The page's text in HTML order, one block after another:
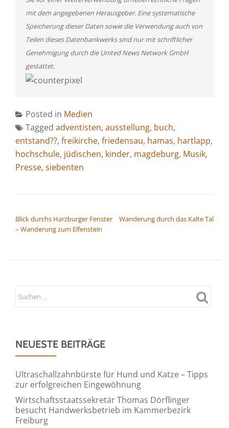
mit dem angegebenen Herausgeber. Eine systematische
Speicherung dieser Daten sowie die Verwendung auch von
Teilen dieses Datenbankwerks sind nur mit schriftlicher
Genehmigung durch die United News Network GmbH
gestattet.
Posted in Medien
Tagged adventisten, ausstellung, buch,
entstand??, freikirche, friedensau, hamas, hartlapp,
hochschule, jüdischen, kinder, magdeburg, Musik,
Presse, siebenten
Blick durchs Harzburger Fenster
– Wanderung zum Elfenstein
Wanderung durch das Kalte Tal
NEUESTE BEITRÄGE
Ultraschallzahnbürste für Hund und Katze – Tipps
zur erfolgreichen Eingewöhnung
Wirtschaftsstaatssekretär Thomas Dörflinger
besucht Handwerksbetrieb im Kammerbezirk
Freiburg